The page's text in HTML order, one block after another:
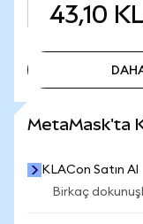
43,10
MetaMask'ta
KLACon Satın Al
Birkaç